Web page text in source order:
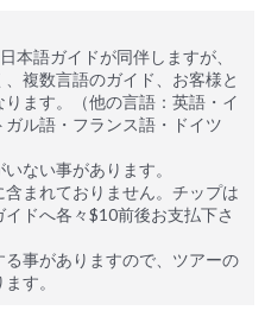
本語ガイドが同伴しますが、
複数言語のガイド、お客様と
ます。（他の言語：英語・イ
ル語・フランス語・ドイツ
ない事があります。
含まれておりません。チップは
ドへ各々$10前後お支払下さ
る事がありますので、ツアーの
す。